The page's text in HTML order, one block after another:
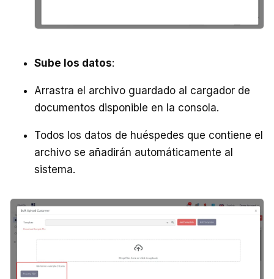
Sube los datos:
Arrastra el archivo guardado al cargador de
documentos disponible en la consola.
Todos los datos de huéspedes que contiene el
archivo se añadirán automáticamente al
sistema.